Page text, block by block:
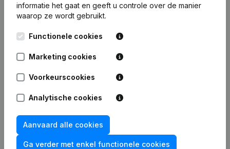
Veelgestelde vragen
Wat is het KVK-nummer van Tabakspeciaalzaak
Wat is het btw-nummer van Tabakspeciaalzaak
informatie het gaat en geeft u controle over de manier
waarop ze wordt gebruikt.
Functionele cookies
Marketing cookies
Voorkeurscookies
Analytische cookies
Aanvaard alle cookies
Ga verder met enkel functionele cookies